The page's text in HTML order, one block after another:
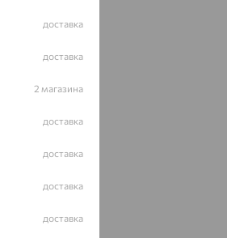
доставка
доставка
2 магазина
доставка
доставка
доставка
доставка